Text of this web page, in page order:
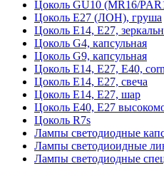
Цоколь GU10 (MR16/
Цоколь Е27 (ЛОН), груша
Цоколь Е14, Е27,
Цоколь G4, капсульная
Цоколь G9, капсульная
Цоколь Е14, Е27, Е40,
Цоколь Е14, Е27, свеча
Цоколь Е14, Е27, шар
Цоколь Е40, Е27
Цоколь R7s
Лампы светодиодные
Лампы светодиоидные
Лампы светодиодные